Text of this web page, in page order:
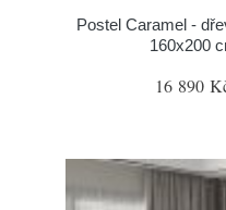
Postel Caramel -
160x200
16 890